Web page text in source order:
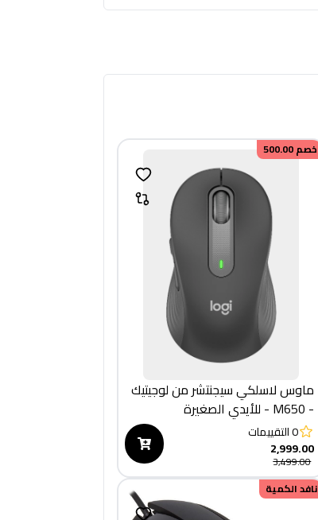
خصم500.00
ماوس لاسلكي سيجنتشر من لوجيتيك
- M650 - للأيدي الصغيرة
والمتوسطة الحجم، بطارية تدوم
لعامين، نقرات صامتة، ازرار جانبية
قابلة للتخصيص، بلوتوث - بلون
جرافيتي
0التقييمات
2,999.00
3,499.00
نافد الكمية